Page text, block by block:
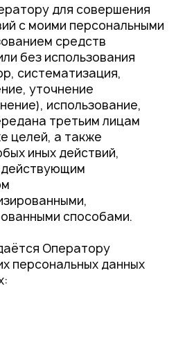
для совершения
с моими персональными
средств
без использования
систематизация,
уточнение
использование,
третьим лицам
целей, а также
иных действий,
способами.
Оператору
персональных данных